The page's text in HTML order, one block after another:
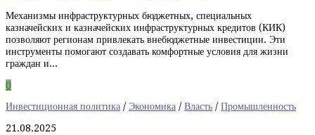
Механизмы инфраструктурных бюджетных, специальных
казначейских и казначейских инфраструктурных кредитов (КИК)
позволяют регионам привлекать внебюджетные инвестиции. Эти
инструменты помогают создавать комфортные условия для жизни
граждан и...
0
Инвестиционная политика / Экономика / Власть / Промышленность
21.08.2025